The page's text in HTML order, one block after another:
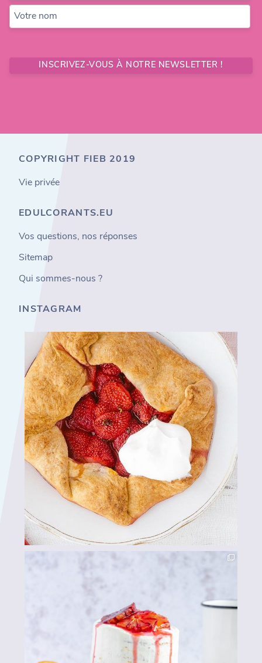
Votre nom
INSCRIVEZ-VOUS À NOTRE NEWSLETTER !
COPYRIGHT FIEB 2019
Vie privée
EDULCORANTS.EU
Vos questions, nos réponses
Sitemap
Qui sommes-nous ?
INSTAGRAM